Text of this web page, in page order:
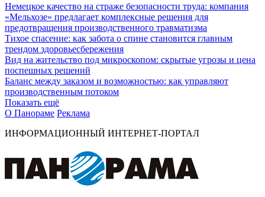
Немецкое качество на страже безопасности труда: компания
«Мельхозе» предлагает комплексные решения для
предотвращения производственного травматизма
Тихое спасение: как забота о спине становится главным
трендом здоровьесбережения
Вид на жительство под микроскопом: скрытые угрозы и цена
поспешных решений
Баланс между заказом и возможностью: как управляют
производственным потоком
Показать ещё
О Панораме Реклама
ИНФОРМАЦИОННЫЙ ИНТЕРНЕТ-ПОРТАЛ